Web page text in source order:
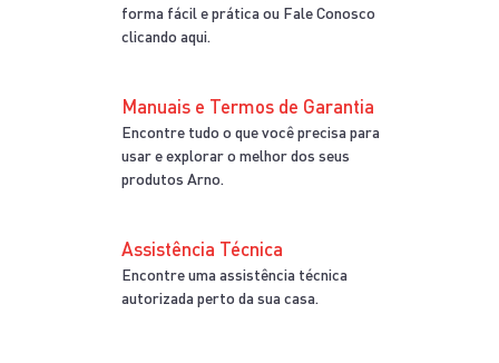
forma fácil e prática ou Fale Conosco
clicando aqui.
Manuais e Termos de Garantia
Encontre tudo o que você precisa para
usar e explorar o melhor dos seus
produtos Arno.
Assistência Técnica
Encontre uma assistência técnica
autorizada perto da sua casa.